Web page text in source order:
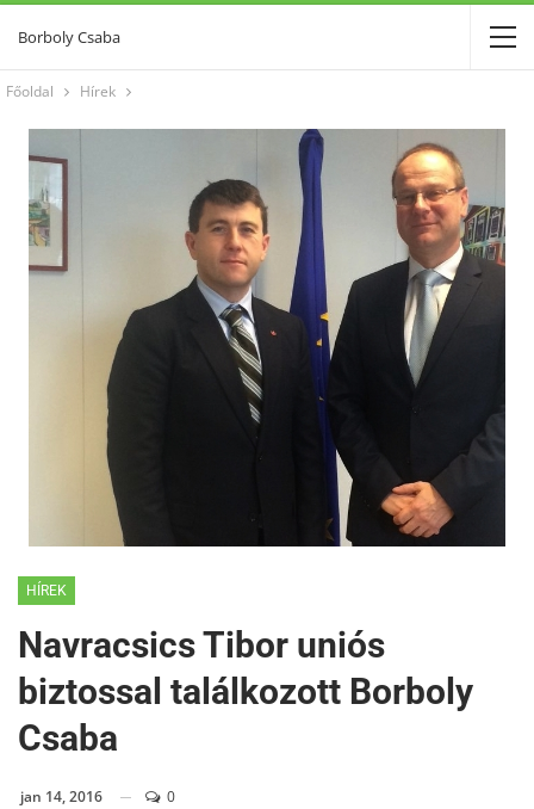
Borboly Csaba
Főoldal Hírek
HÍREK
Navracsics Tibor uniós
biztossal találkozott Borboly
Csaba
jan 14, 2016 0